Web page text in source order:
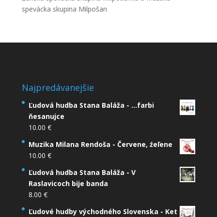
spevácka skupina Milpošan
Najpredávanejšie
Ľudová hudba Stana Baláža - ...farbi
ňesanujce
10.00 €
Muzika Milana Rendoša - Červene, źeľene
10.00 €
Ľudová hudba Stana Baláža - V
Raslavicoch bije banda
8.00 €
Ľudové hudby východného Slovenska - Ket